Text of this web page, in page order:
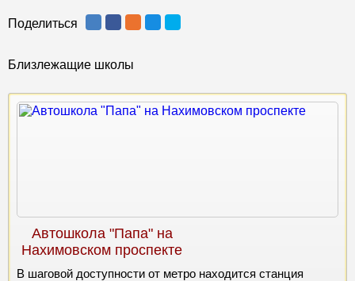
Поделиться
Близлежащие школы
Автошкола "Папа" на
Нахимовском проспекте
В шаговой доступности от метро находится станция